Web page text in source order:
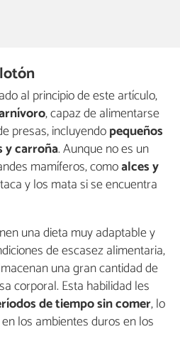
al principio de este artículo,
, capaz de alimentarse
presas, incluyendopequeños
y carroña. Aunque no es un
mamíferos, comoalces y
y los mata si se encuentra
una dieta muy adaptable y
de escasez alimentaria,
una gran cantidad de
corporal. Esta habilidad les
de tiempo sin comer, lo
los ambientes duros en los